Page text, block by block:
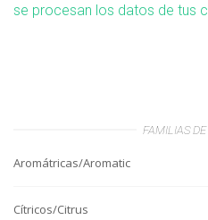
se procesan los datos de tus
FAMILIAS
Aromátricas/Aromatic
Cítricos/Citrus